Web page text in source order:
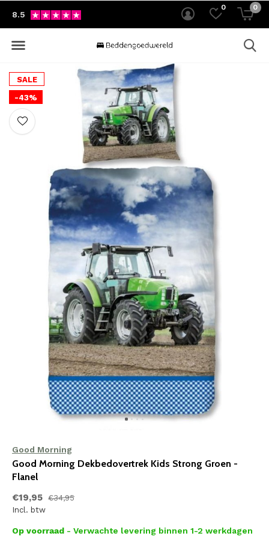
0 0
8.5
SALE
-43%
Good Morning
Good Morning Dekbedovertrek Kids Strong Groen -
Flanel
€19,95 €34,95
Incl. btw
Op voorraad - Verwachte levering binnen 1-2 werkdagen